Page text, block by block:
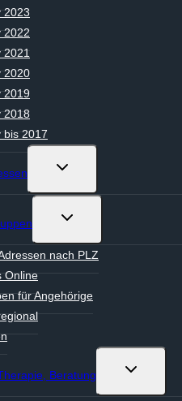
2023
2022
2021
2020
2019
2018
bis 2017
Untermenü
Untermenü
nach PLZ
Online
für Angehörige
Beratung
Untermenü